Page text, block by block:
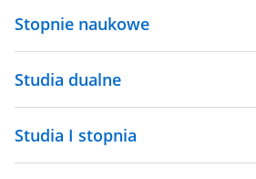
Stopnie naukowe
Studia dualne
Studia I stopnia